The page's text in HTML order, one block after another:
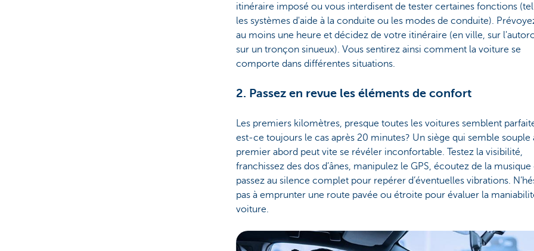
itinéraire imposé ou vous interdisent de tester certaines fonctions
les systèmes d'aide à la conduite ou les modes de conduite).
au moins une heure et décidez de votre itinéraire (en ville, sur
sur un tronçon sinueux). Vous sentirez ainsi comment la voiture se
comporte dans différentes situations.
2. Passez en revue les éléments de confort
Les premiers kilomètres, presque toutes les voitures semblent
est-ce toujours le cas après 20 minutes? Un siège qui semble souple
premier abord peut vite se révéler inconfortable. Testez la visibilité,
franchissez des dos d’ânes, manipulez le GPS, écoutez de la musique
passez au silence complet pour repérer d’éventuelles vibrations.
pas à emprunter une route pavée ou étroite pour évaluer la
voiture.